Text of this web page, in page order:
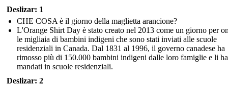
Deslizar: 1
CHE COSA è il giorno della maglietta arancione?
L'Orange Shirt Day è stato creato nel 2013 come un giorno per
le migliaia di bambini indigeni che sono stati inviati alle scuole
residenziali in Canada. Dal 1831 al 1996, il governo canadese ha
rimosso più di 150.000 bambini indigeni dalle loro famiglie e li ha
mandati in scuole residenziali.
Deslizar: 2